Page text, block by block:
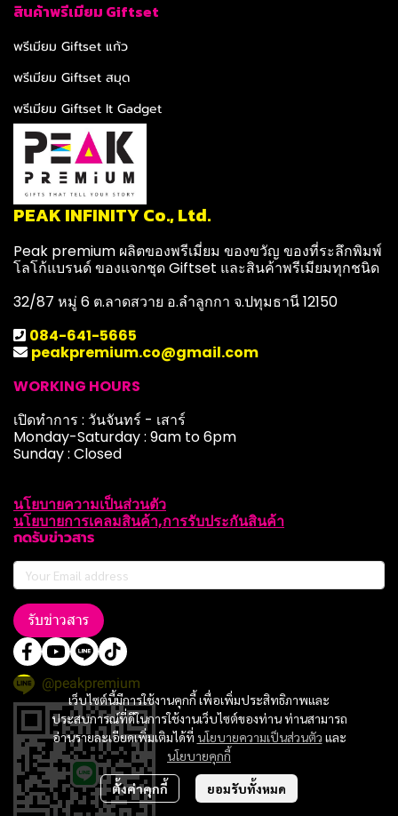
เว็บไซต์นี้มีการใช้งานคุกกี้ เพื่อเพิ่มประสิทธิภาพและ
ประสบการณ์ที่ดีในการใช้งานเว็บไซต์ของท่าน ท่านสามารถ
อ่านรายละเอียดเพิ่มเติมได้ที่ นโยบายความเป็นส่วนตัว และ
นโยบายคุกกี้
ตั้งค่าคุกกี้ ยอมรับทั้งหมด
สินค้าพรีเมียม Giftset
พรีเมียม Giftset แก้ว
พรีเมียม Giftset สมุด
พรีเมียม Giftset It Gadget
PEAK INFINITY Co., Ltd.
Peak premium ผลิตของพรีเมี่ยม ของขวัญ ของที่ระลึกพิมพ์
โลโก้แบรนด์ ของแจกชุด Giftset และสินค้าพรีเมียมทุกชนิด
32/87 หมู่ 6 ต.ลาดสวาย อ.ลำลูกกา จ.ปทุมธานี 12150
084-641-5665
peakpremium.co@gmail.com
WORKING HOURS
เปิดทำการ : วันจันทร์ - เสาร์
Monday-Saturday : 9am to 6pm
Sunday : Closed
นโยบายความเป็นส่วนตัว
นโยบายการเคลมสินค้า,การรับประกันสินค้า
กดรับข่าวสาร
รับข่าวสาร
@peakpremium